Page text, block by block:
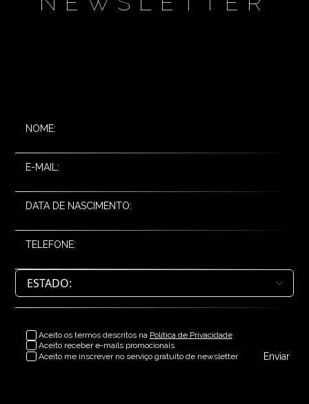
NOME:
E-MAIL:
DATA DE NASCIMENTO:
TELEFONE:
Aceito os termos descritos na Política de Privacidade
Aceito receber e-mails promocionais
Aceito me inscrever no serviço gratuito de newsletter
Enviar